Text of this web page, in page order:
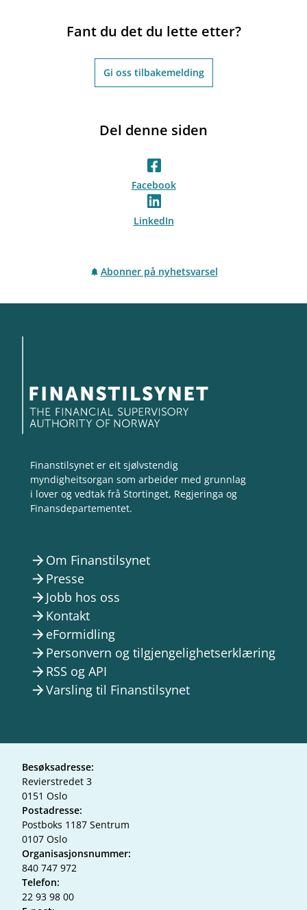
Fant du det du lette etter?
Gi oss tilbakemelding
Del denne siden
Facebook
LinkedIn
Abonner på nyhetsvarsel
Finanstilsynet er eit sjølvstendig
myndigheitsorgan som arbeider med grunnlag
i lover og vedtak frå Stortinget, Regjeringa og
Finansdepartementet.
arrow_forward Om Finanstilsynet
arrow_forward Presse
arrow_forward Jobb hos oss
arrow_forward Kontakt
arrow_forward eFormidling
arrow_forward Personvern og tilgjengelighetserklæring
arrow_forward RSS og API
arrow_forwardVarsling til Finanstilsynet
Besøksadresse:
Revierstredet 3
0151 Oslo
Postadresse:
Postboks 1187 Sentrum
0107 Oslo
Organisasjonsnummer:
840 747 972
Telefon:
22 93 98 00